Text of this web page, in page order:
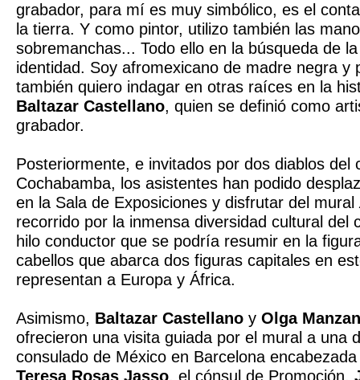
grabador, para mí es muy simbólico, es el
la tierra. Y como pintor, utilizo también las
sobremanchas... Todo ello en la búsqueda de
identidad. Soy afromexicano de madre negra y
también quiero indagar en otras raíces en la
Baltazar Castellano, quien se definió como
grabador.
Posteriormente, e invitados por dos diablos del
Cochabamba, los asistentes han podido
en la Sala de Exposiciones y disfrutar del mural
recorrido por la inmensa diversidad cultural del
hilo conductor que se podría resumir en la
cabellos que abarca dos figuras capitales en
representan a Europa y África.
Asimismo, Baltazar Castellano y Olga
ofrecieron una visita guiada por el mural a una
consulado de México en Barcelona
Teresa Rosas Jasso, el cónsul de Promoción,